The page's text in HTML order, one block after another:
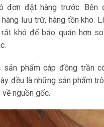
đơn đặt hàng trước. Bên
lưu trữ, hàng tồn kho.
khó để bảo quản hơn
sản phẩm cáp đồng trần
đều là những sản phẩm
nguồn gốc.